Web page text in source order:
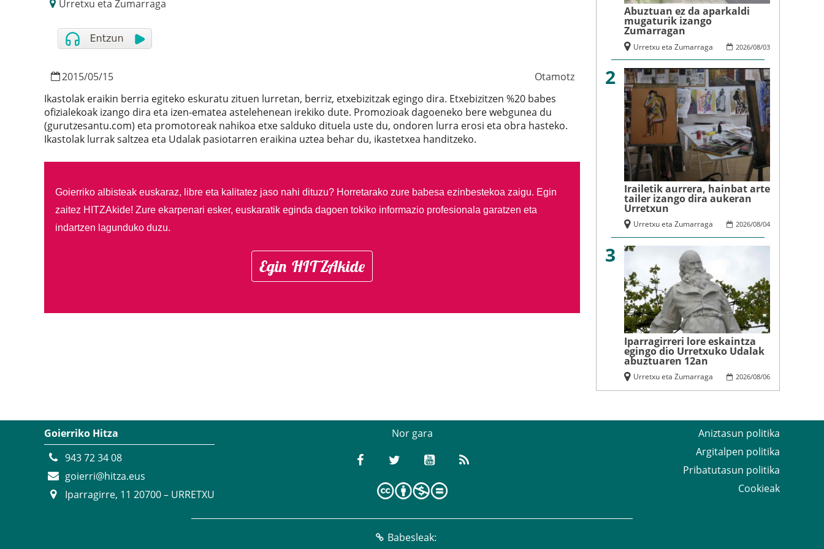
Urretxu eta Zumarraga
2015/05/15
Otamotz
Ikastolak eraikin berria egiteko eskuratu zituen lurretan, berriz, etxebizitzak egingo dira. Etxebizitzen %20 babes
ofizialekoak izango dira eta izen-ematea astelehenean irekiko dute. Promozioak dagoeneko bere webgunea du
(gurutzesantu.com) eta promotoreak nahikoa etxe salduko dituela uste du, ondoren lurra erosi eta obra hasteko.
Ikastolak lurrak saltzea eta Udalak pasiotarren eraikina uztea behar du, ikastetxea handitzeko.
Goierriko albisteak euskaraz, libre eta kalitatez jaso nahi dituzu? Horretarako zure babesa ezinbestekoa zaigu. Egin
zaitez HITZAkide! Zure ekarpenari esker, euskaratik eginda dagoen tokiko informazio profesionala garatzen eta
indartzen lagunduko duzu.
Egin HITZAkide
Abuztuan ez da aparkaldi
mugaturik izango
Zumarragan
2026/08/03
Urretxu eta Zumarraga
2
Irailetik aurrera, hainbat arte
tailer izango dira aukeran
Urretxun
2026/08/04
Urretxu eta Zumarraga
3
Iparragirreri lore eskaintza
egingo dio Urretxuko Udalak
abuztuaren 12an
2026/08/06
Urretxu eta Zumarraga
Goierriko Hitza
943 72 34 08
goierri@hitza.eus
Iparragirre, 11 20700 – URRETXU
Nor gara
Aniztasun politika
Argitalpen politika
Pribatutasun politika
Cookieak
Babesleak: